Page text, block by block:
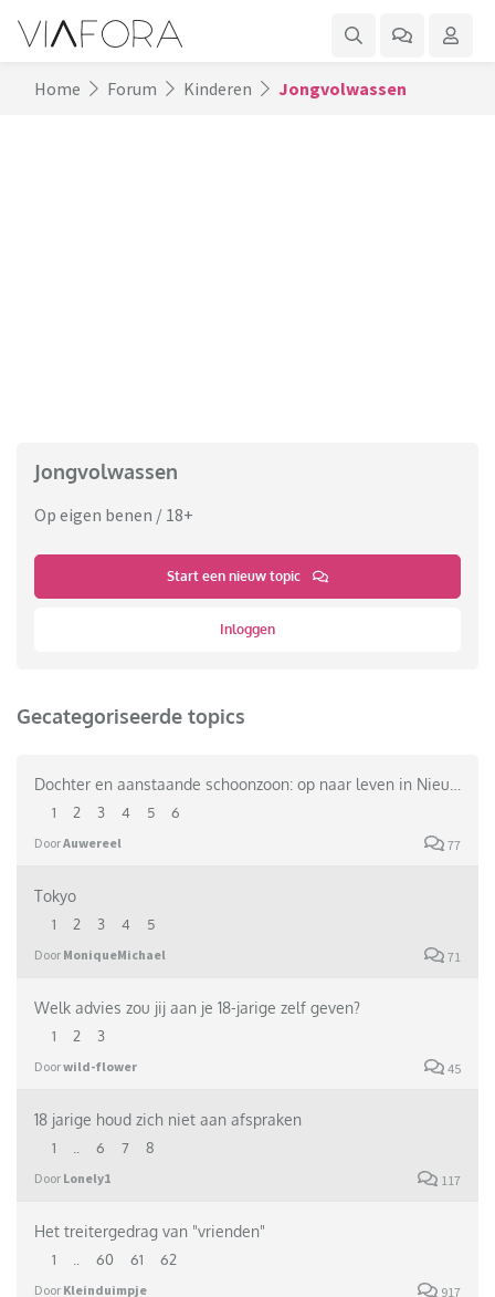
Home Forum Kinderen Jongvolwassen
Jongvolwassen
Op eigen benen / 18+
Start een nieuw topic
Inloggen
Gecategoriseerde topics
1 2 3 4 5 6
DoorAuwereel 77
Tokyo
1 2 3 4 5
Door MoniqueMichael 71
Welk advies zou jij aan je 18-jarige zelf geven?
1 2 3
Doorwild-flower 45
18 jarige houd zich niet aan afspraken
1 6 7 8
Door Lonely1 117
Het treitergedrag van "vrienden"
1 60 61 62
Door Kleinduimpje 917